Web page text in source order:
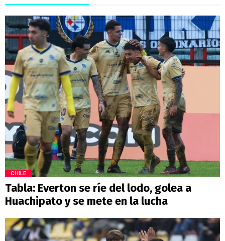
CHILE
Tabla: Everton se ríe del lodo, golea a
Huachipato y se mete en la lucha